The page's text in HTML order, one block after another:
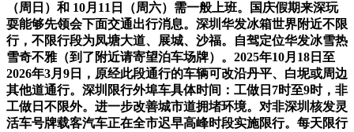
（周日）和 10月11日（周六）需一般上班。国庆假期来深玩
耍能够先领会下面交通出行消息。深圳华发冰箱世界附近不限
行，不限行段为凤塘大道、展城、沙福。自驾定位华发冰雪热
雪奇不雅（到了附近请寄望泊车场牌）。2025年10月18日至
2026年3月9日，原经此段通行的车辆可改沿丹平、白坭或周边
其他道通行。深圳限行外埠车具体时间：工做日7时至9时，非
工做日不限外。进一步改善城市道拥堵环境。对非深圳核发灵
活车号牌载客汽车正在全市迟早高峰时段实施限行。每天限行